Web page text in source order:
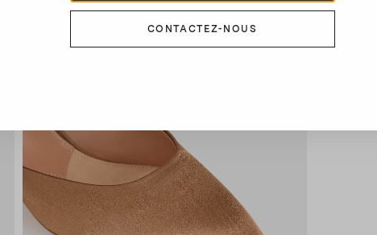
CONTACTEZ-NOUS